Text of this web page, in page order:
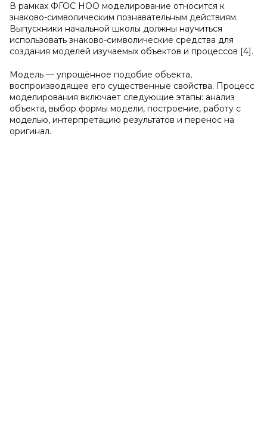
В рамках ФГОС НОО моделирование относится к
знаково-символическим познавательным действиям.
Выпускники начальной школы должны научиться
использовать знаково-символические средства для
создания моделей изучаемых объектов и процессов [4].
Модель — упрощённое подобие объекта,
воспроизводящее его существенные свойства. Процесс
моделирования включает следующие этапы: анализ
объекта, выбор формы модели, построение, работу с
моделью, интерпретацию результатов и перенос на
оригинал.